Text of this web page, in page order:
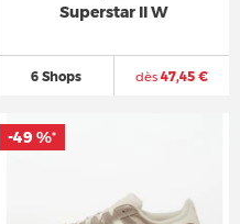
Superstar II W
6 Shops dès47,45 €
-49 %*